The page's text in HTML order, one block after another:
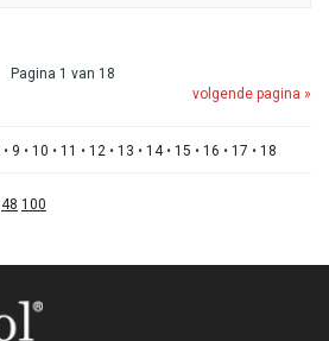
Pagina 1 van 18
volgende pagina »
• 9 • 10 • 11 • 12• 13 • 14• 15 • 16 • 17 • 18
48 100